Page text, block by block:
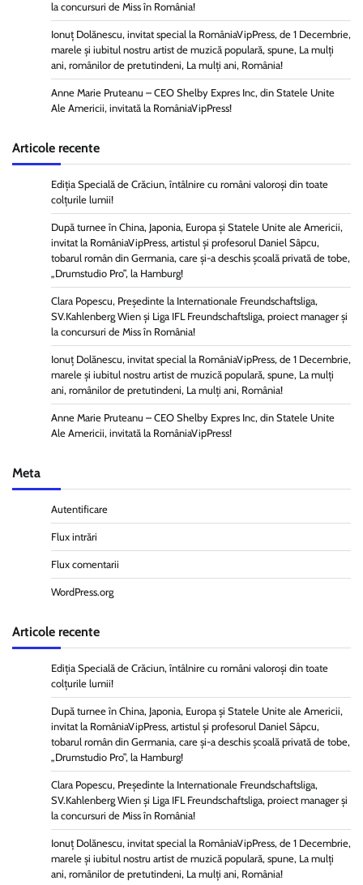
la concursuri de Miss în România!
Ionuț Dolănescu, invitat special la RomâniaVipPress, de 1 Decembrie,
marele și iubitul nostru artist de muzică populară, spune, La mulți
ani, românilor de pretutindeni, La mulți ani, România!
Anne Marie Pruteanu – CEO Shelby Expres Inc, din Statele Unite
Ale Americii, invitată la RomâniaVipPress!
Articole recente
Ediția Specială de Crăciun, întâlnire cu români valoroși din toate
colțurile lumii!
După turnee în China, Japonia, Europa și Statele Unite ale Americii,
invitat la RomâniaVipPress, artistul și profesorul Daniel Sâpcu,
tobarul român din Germania, care și-a deschis școală privată de tobe,
„Drumstudio Pro”, la Hamburg!
Clara Popescu, Președinte la Internationale Freundschaftsliga,
SV.Kahlenberg Wien şi Liga IFL Freundschaftsliga, proiect manager și
la concursuri de Miss în România!
Ionuț Dolănescu, invitat special la RomâniaVipPress, de 1 Decembrie,
marele și iubitul nostru artist de muzică populară, spune, La mulți
ani, românilor de pretutindeni, La mulți ani, România!
Anne Marie Pruteanu – CEO Shelby Expres Inc, din Statele Unite
Ale Americii, invitată la RomâniaVipPress!
Meta
Autentificare
Flux intrări
Flux comentarii
WordPress.org
Articole recente
Ediția Specială de Crăciun, întâlnire cu români valoroși din toate
colțurile lumii!
După turnee în China, Japonia, Europa și Statele Unite ale Americii,
invitat la RomâniaVipPress, artistul și profesorul Daniel Sâpcu,
tobarul român din Germania, care și-a deschis școală privată de tobe,
„Drumstudio Pro”, la Hamburg!
Clara Popescu, Președinte la Internationale Freundschaftsliga,
SV.Kahlenberg Wien şi Liga IFL Freundschaftsliga, proiect manager și
la concursuri de Miss în România!
Ionuț Dolănescu, invitat special la RomâniaVipPress, de 1 Decembrie,
marele și iubitul nostru artist de muzică populară, spune, La mulți
ani, românilor de pretutindeni, La mulți ani, România!